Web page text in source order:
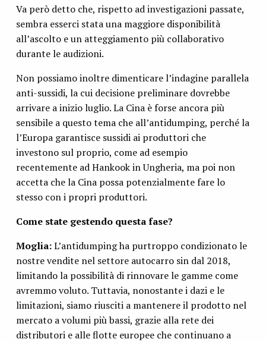
Va però detto che, rispetto ad investigazioni passate,
sembra esserci stata una maggiore disponibilità
all’ascolto e un atteggiamento più collaborativo
durante le audizioni.
Non possiamo inoltre dimenticare l’indagine parallela
anti-sussidi, la cui decisione preliminare dovrebbe
arrivare a inizio luglio. La Cina è forse ancora più
sensibile a questo tema che all’antidumping, perché la
l’Europa garantisce sussidi ai produttori che
investono sul proprio, come ad esempio
recentemente ad Hankook in Ungheria, ma poi non
accetta che la Cina possa potenzialmente fare lo
stesso con i propri produttori.
Come state gestendo questa fase?
Moglia:L’antidumping ha purtroppo condizionato le
nostre vendite nel settore autocarro sin dal 2018,
limitando la possibilità di rinnovare le gamme come
avremmo voluto. Tuttavia, nonostante i dazi e le
limitazioni, siamo riusciti a mantenere il prodotto nel
mercato a volumi più bassi, grazie alla rete dei
distributori e alle flotte europee che continuano a